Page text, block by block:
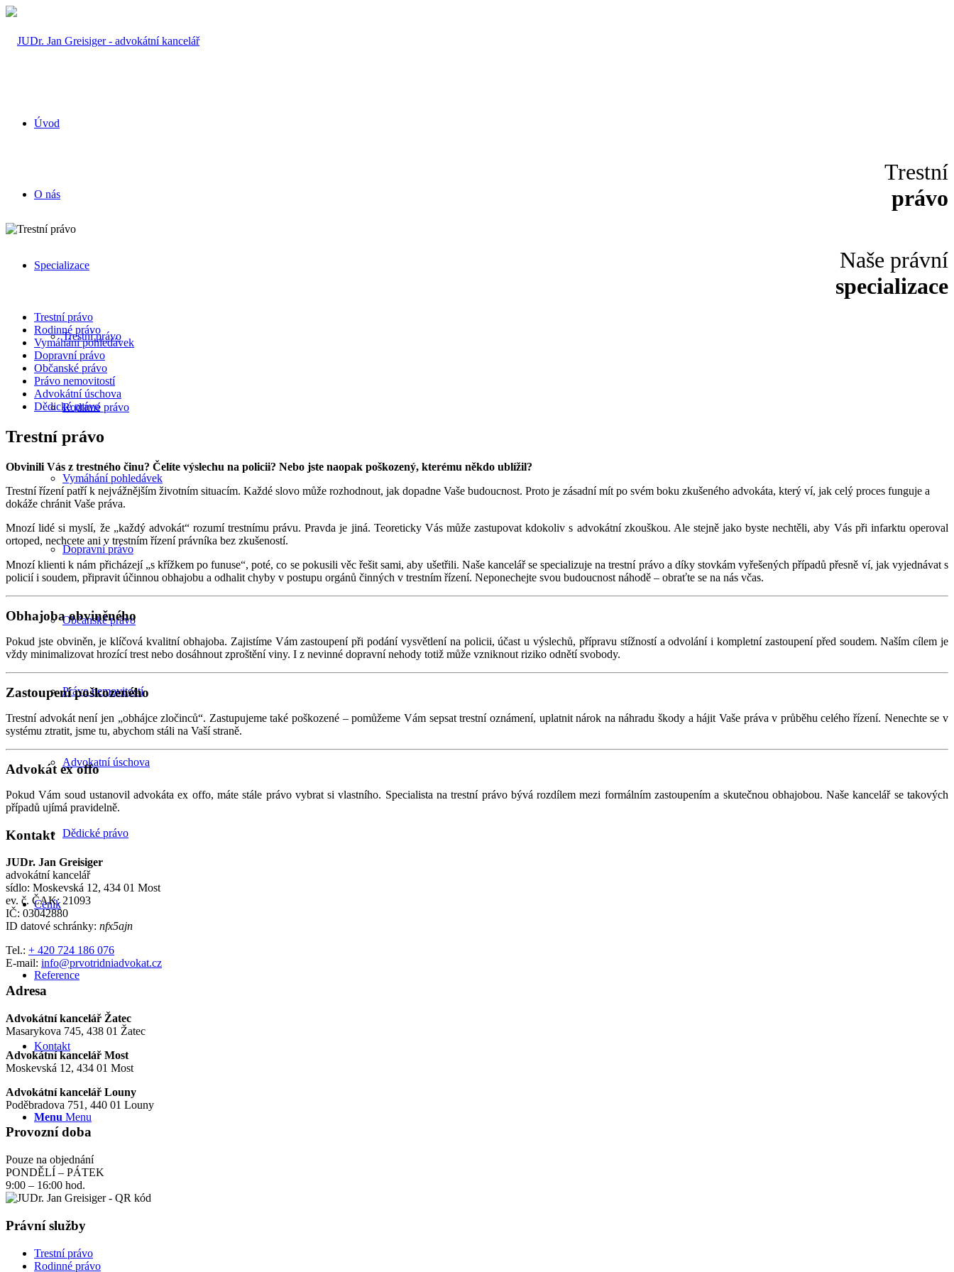
Úvod
O nás
Specializace
Trestní právo
Rodinné právo
Vymáhání pohledávek
Dopravní právo
Občanské právo
Právo nemovitostí
Advokatní úschova
Dědické právo
Ceník
Reference
Kontakt
Menu Menu
Trestní
právo
Naše právní
specializace
Trestní právo
Rodinné právo
Vymáhání pohledávek
Dopravní právo
Občanské právo
Právo nemovitostí
Advokátní úschova
Dědické právo
Trestní právo
Obvinili Vás z trestného činu? Čelíte výslechu na policii? Nebo jste naopak poškozený, kterému někdo ublížil?
Trestní řízení patří k nejvážnějším životním situacím. Každé slovo může rozhodnout, jak dopadne Vaše budoucnost. Proto je zásadní mít po svém boku zkušeného advokáta, který ví, jak celý proces funguje a
dokáže chránit Vaše práva.
Mnozí lidé si myslí, že „každý advokát“ rozumí trestnímu právu. Pravda je jiná. Teoreticky Vás může zastupovat kdokoliv s advokátní zkouškou. Ale stejně jako byste nechtěli, aby Vás při infarktu operoval
ortoped, nechcete ani v trestním řízení právníka bez zkušeností.
Mnozí klienti k nám přicházejí „s křížkem po funuse“, poté, co se pokusili věc řešit sami, aby ušetřili. Naše kancelář se specializuje na trestní právo a díky stovkám vyřešených případů přesně ví, jak vyjednávat s
policií i soudem, připravit účinnou obhajobu a odhalit chyby v postupu orgánů činných v trestním řízení. Neponechejte svou budoucnost náhodě – obraťte se na nás včas.
Obhajoba obviněného
Pokud jste obviněn, je klíčová kvalitní obhajoba. Zajistíme Vám zastoupení při podání vysvětlení na policii, účast u výslechů, přípravu stížností a odvolání i kompletní zastoupení před soudem. Naším cílem je
vždy minimalizovat hrozící trest nebo dosáhnout zproštění viny. I z nevinné dopravní nehody totiž může vzniknout riziko odnětí svobody.
Zastoupení poškozeného
Trestní advokát není jen „obhájce zločinců“. Zastupujeme také poškozené – pomůžeme Vám sepsat trestní oznámení, uplatnit nárok na náhradu škody a hájit Vaše práva v průběhu celého řízení. Nenechte se v
systému ztratit, jsme tu, abychom stáli na Vaší straně.
Advokát ex offo
Pokud Vám soud ustanovil advokáta ex offo, máte stále právo vybrat si vlastního. Specialista na trestní právo bývá rozdílem mezi formálním zastoupením a skutečnou obhajobou. Naše kancelář se takových
případů ujímá pravidelně.
Kontakt
JUDr. Jan Greisiger
advokátní kancelář
sídlo: Moskevská 12, 434 01 Most
ev. č. ČAK: 21093
IČ: 03042880
ID datové schránky: nfx5ajn
Tel.: + 420 724 186 076
E-mail: info@prvotridniadvokat.cz
Adresa
Advokátní kancelář Žatec
Masarykova 745, 438 01 Žatec
Advokátní kancelář Most
Moskevská 12, 434 01 Most
Advokátní kancelář Louny
Poděbradova 751, 440 01 Louny
Provozní doba
Pouze na objednání
PONDĚLÍ – PÁTEK
9:00 – 16:00 hod.
Právní služby
Trestní právo
Rodinné právo